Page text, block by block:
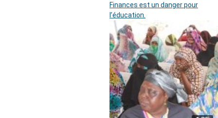
Finances est un danger pour
l’éducation.